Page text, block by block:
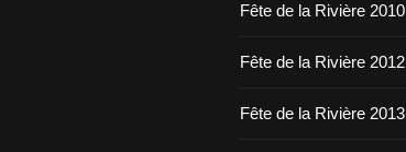
Fête de la Rivière 2010
Fête de la Rivière 2012
Fête de la Rivière 2013